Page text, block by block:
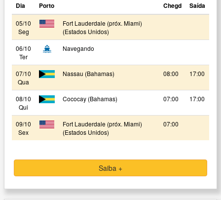
Dia Porto Chegd Saída
05/10
Seg
Fort Lauderdale (próx. Miami)
(Estados Unidos)
06/10
Ter
Navegando
07/10
Qua
Nassau (Bahamas) 08:00 17:00
08/10
Qui
Cococay (Bahamas) 07:00 17:00
09/10
Sex
Fort Lauderdale (próx. Miami)
(Estados Unidos)
07:00
Saiba +